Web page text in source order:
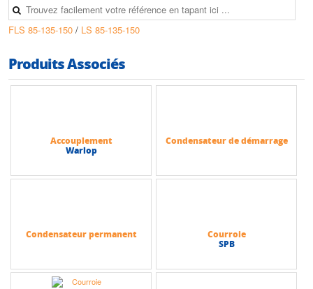
FLS 85-135-150 / LS 85-135-150
Produits Associés
Accouplement
Warlop
Condensateur de démarrage
Condensateur permanent
Courroie
SPB